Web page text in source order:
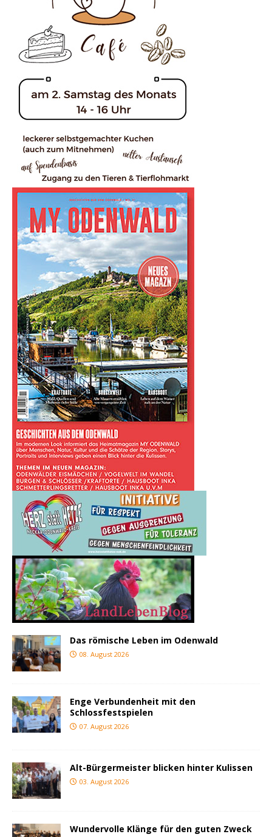
Das römische Leben im Odenwald
08. August 2026
Enge Verbundenheit mit den
Schlossfestspielen
07. August 2026
Alt-Bürgermeister blicken hinter Kulissen
03. August 2026
Wundervolle Klänge für den guten Zweck